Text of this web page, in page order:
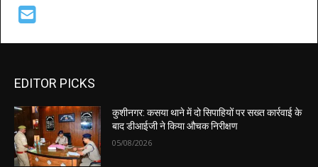
EDITOR PICKS
कुशीनगर: कसया थाने में दो सिपाहियों पर सख्त कार्रवाई के
बाद डीआईजी ने किया औचक निरीक्षण
05/08/2026